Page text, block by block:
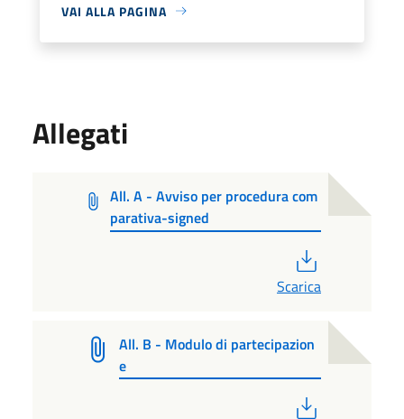
VAI ALLA PAGINA
Allegati
All. A - Avviso per procedura com
parativa-signed
Scarica
All. B - Modulo di partecipazion
e